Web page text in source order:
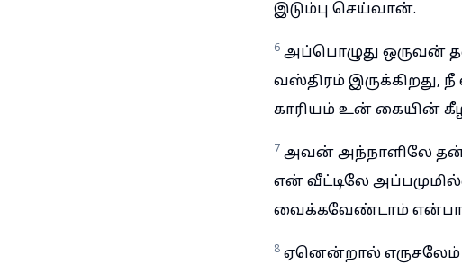
இடும்பு செய்வான்.
6 அப்பொழுது ஒருவன்
வஸ்திரம் இருக்கிறது,
காரியம் உன் கையின்
7 அவன் அந்நாளிலே தன்
என் வீட்டிலே
வைக்கவேண்டாம்
8 ஏனென்றால் எருசலேம்